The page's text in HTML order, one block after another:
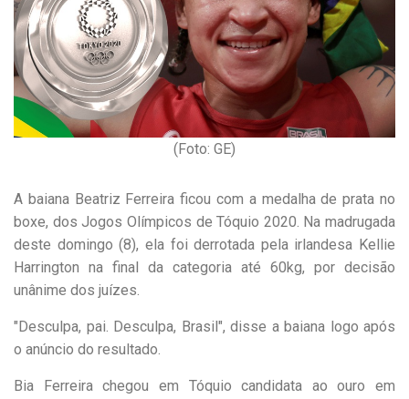
(Foto: GE)
A baiana Beatriz Ferreira ficou com a medalha de prata no
boxe, dos Jogos Olímpicos de Tóquio 2020. Na madrugada
deste domingo (8), ela foi derrotada pela irlandesa Kellie
Harrington na final da categoria até 60kg, por decisão
unânime dos juízes.
"Desculpa, pai. Desculpa, Brasil", disse a baiana logo após
o anúncio do resultado.
Bia Ferreira chegou em Tóquio candidata ao ouro em